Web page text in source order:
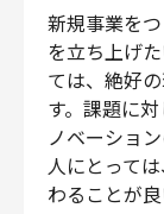
新規事業を
を立ち上げ
ては、絶好
す。課題に
ノベーショ
人にとって
わることが